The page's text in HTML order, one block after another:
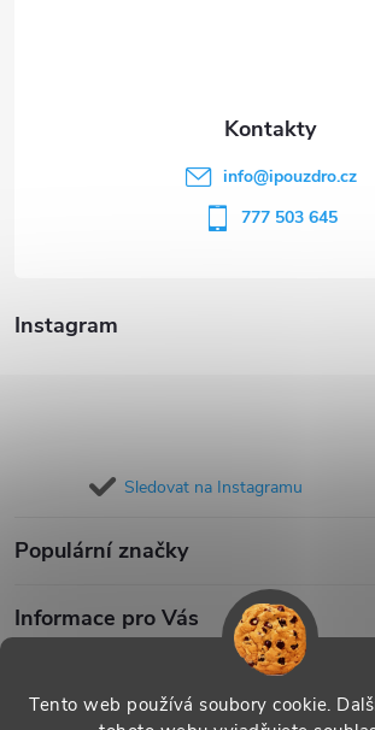
Tento web používá soubory cookie.
Instagram
Sledovat na Instagramu
Populární značky
Informace pro Vás
info@ipouzdro.cz
777 503 645